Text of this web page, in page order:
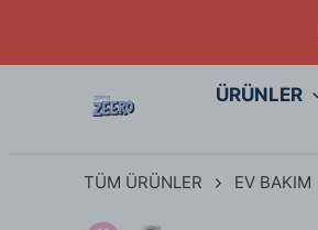
ÜRÜNLER
TÜM ÜRÜNLER EV BAKIM